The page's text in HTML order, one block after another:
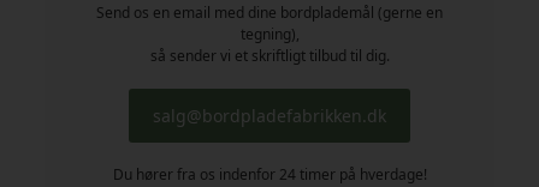
Send os en email med dine bordplademål (gerne en
tegning),
så sender vi et skriftligt tilbud til dig.
salg@bordpladefabrikken.dk
Du hører fra os indenfor 24 timer på hverdage!